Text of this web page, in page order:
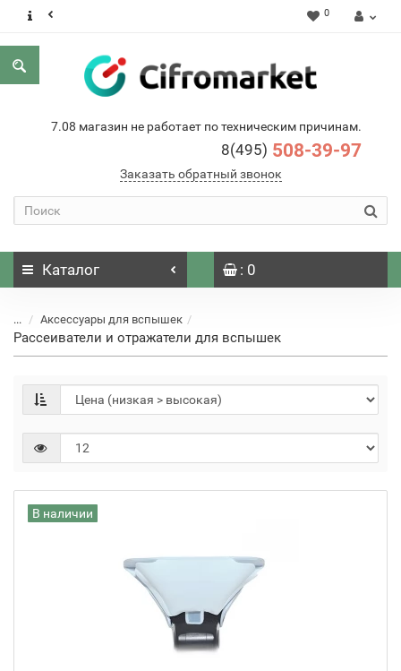
0
7.08 магазин не работает по техническим причинам.
8(495) 508-39-97
Заказать обратный звонок
Каталог : 0
... Аксессуары для вспышек
Рассеиватели и отражатели для вспышек
В наличии